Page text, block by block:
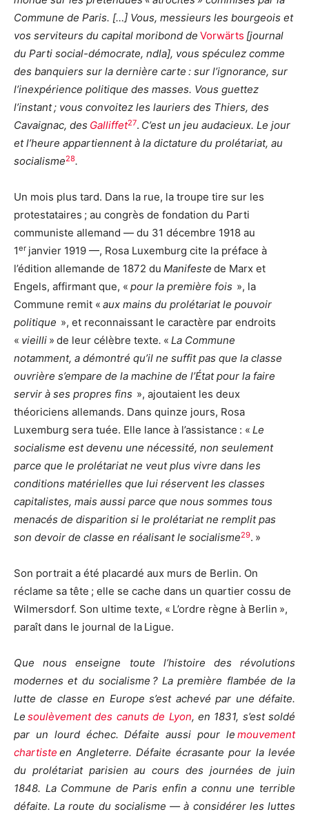
Commune de Paris. […] Vous, messieurs les bourgeois et
vos serviteurs du capital moribond de Vorwärts [journal
du Parti social-démocrate, ndla], vous spéculez comme
des banquiers sur la dernière carte : sur l’ignorance, sur
l’inexpérience politique des masses. Vous guettez
l’instant ; vous convoitez les lauriers des Thiers, des
Cavaignac, des Galliffet27. C’est un jeu audacieux. Le jour
et l’heure appartiennent à la dictature du prolétariat, au
socialisme28.
Un mois plus tard. Dans la rue, la troupe tire sur les
protestataires ; au congrès de fondation du Parti
communiste allemand — du 31 décembre 1918 au
1er janvier 1919 —, Rosa Luxemburg cite la préface à
l’édition allemande de 1872 du Manifeste de Marx et
Engels, affirmant que, « pour la première fois », la
Commune remit « aux mains du prolétariat le pouvoir
politique », et reconnaissant le caractère par endroits
« vieilli » de leur célèbre texte. « La Commune
notamment, a démontré qu’il ne suffit pas que la classe
ouvrière s’empare de la machine de l’État pour la faire
servir à ses propres fins », ajoutaient les deux
théoriciens allemands. Dans quinze jours, Rosa
Luxemburg sera tuée. Elle lance à l’assistance : « Le
socialisme est devenu une nécessité, non seulement
parce que le prolétariat ne veut plus vivre dans les
conditions matérielles que lui réservent les classes
capitalistes, mais aussi parce que nous sommes tous
menacés de disparition si le prolétariat ne remplit pas
son devoir de classe en réalisant le socialisme29. »
Son portrait a été placardé aux murs de Berlin. On
réclame sa tête ; elle se cache dans un quartier cossu de
Wilmersdorf. Son ultime texte, « L’ordre règne à Berlin »,
paraît dans le journal de la Ligue.
Que nous enseigne toute l’histoire des révolutions
modernes et du socialisme ? La première flambée de la
lutte de classe en Europe s’est achevé par une défaite.
Le soulèvement des canuts de Lyon, en 1831, s’est soldé
par un lourd échec. Défaite aussi pour le mouvement
chartiste en Angleterre. Défaite écrasante pour la levée
du prolétariat parisien au cours des journées de juin
1848. La Commune de Paris enfin a connu une terrible
défaite. La route du socialisme — à considérer les luttes